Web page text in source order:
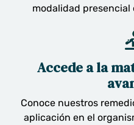
modalidad presencial
Accede a la
Conoce nuestros
aplicación en el